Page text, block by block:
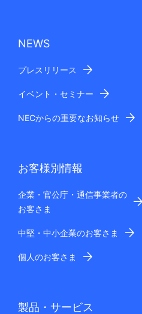
NEWS
プレスリリース
イベント・セミナー
NECからの重要なお知らせ
お客様別情報
企業・官公庁・通信事業者の
お客さま
中堅・中小企業のお客さま
個人のお客さま
製品・サービス